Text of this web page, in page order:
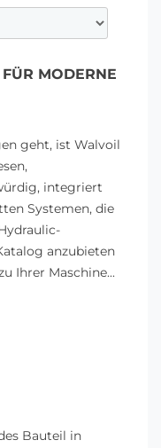
GALTECH-
LANGLEBIGE,
LÖSUNGEN FÜR
UND TRANSPORT
482 Ansichten
Galtech-
MODERNE
geht, ist Walvoil
integriert
Systemen, die
anzubieten
Ihrer Maschine...
Bauteil in